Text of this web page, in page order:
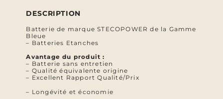
DESCRIPTION
Batterie de marque STECOPOWER de la Gamme
Bleue
– Batteries Etanches
Avantage du produit :
– Batterie sans entretien
– Qualité équivalente origine
– Excellent Rapport Qualité/Prix
– Longévité et économie